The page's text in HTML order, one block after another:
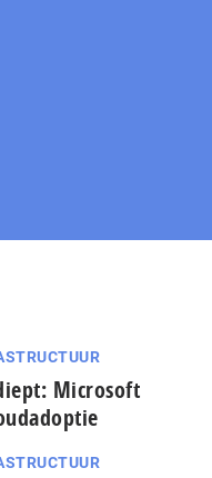
Microsoft